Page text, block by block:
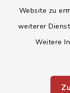
Website zu
weiterer
Weitere